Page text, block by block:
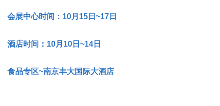
会展中心时间：10月15日~17日
酒店时间：10月10日~14日
食品专区~南京丰大国际大酒店